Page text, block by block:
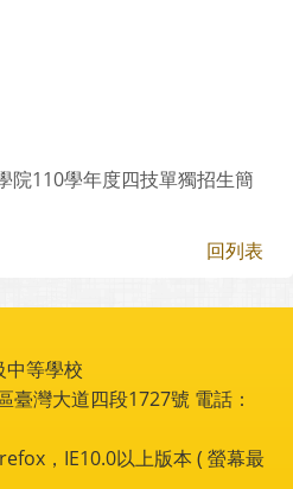
院110學年度四技單獨招生簡
回列表
中等學校
灣大道四段1727號 電話：
，IE10.0以上版本 ( 螢幕最